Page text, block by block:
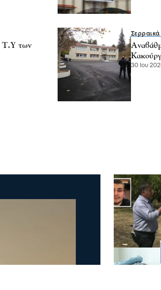
Τ.Υ των
30 Ιου